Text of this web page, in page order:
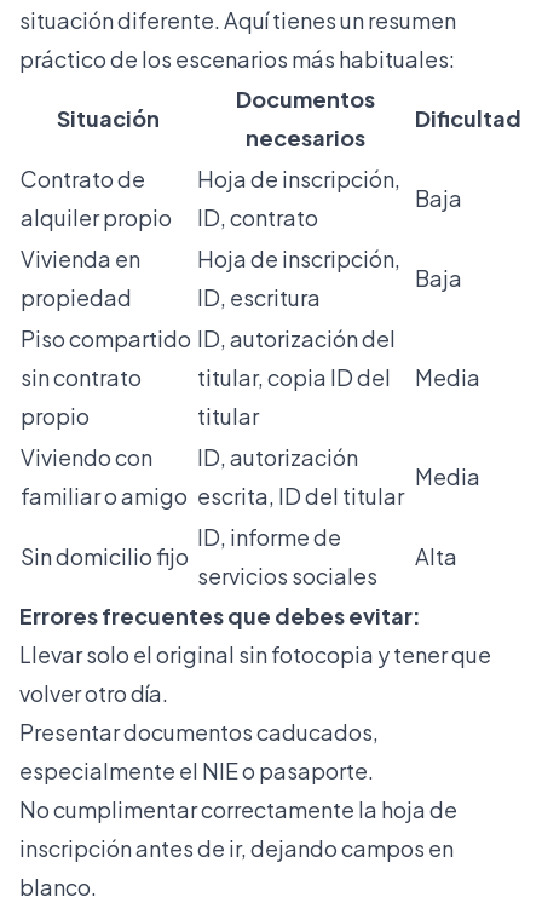
situación diferente. Aquí tienes un resumen
práctico de los escenarios más habituales:
Situación
Documentos
necesarios
Dificultad
Contrato de
alquiler propio
Hoja de inscripción,
ID, contrato
Baja
Vivienda en
propiedad
Hoja de inscripción,
ID, escritura
Baja
Piso compartido
sin contrato
propio
ID, autorización del
titular, copia ID del
titular
Media
Viviendo con
familiar o amigo
ID, autorización
escrita, ID del titular
Media
Sin domicilio fijo
ID, informe de
servicios sociales
Alta
Errores frecuentes que debes evitar:
Llevar solo el original sin fotocopia y tener que
volver otro día.
Presentar documentos caducados,
especialmente el NIE o pasaporte.
No cumplimentar correctamente la hoja de
inscripción antes de ir, dejando campos en
blanco.